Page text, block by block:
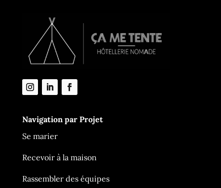
Navigation par Projet
Se marier
Recevoir à la maison
Rassembler des équipes